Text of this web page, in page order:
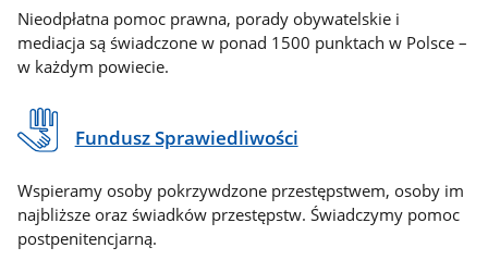
Nieodpłatna pomoc prawna, porady obywatelskie i
mediacja są świadczone w ponad 1500 punktach w Polsce –
w każdym powiecie.
Fundusz Sprawiedliwości
Wspieramy osoby pokrzywdzone przestępstwem, osoby im
najbliższe oraz świadków przestępstw. Świadczymy pomoc
postpenitencjarną.